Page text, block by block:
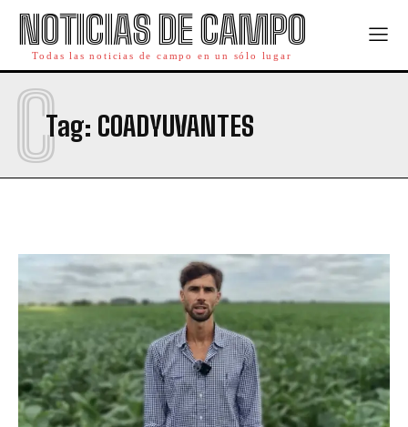
NOTICIAS DE CAMPO
Todas las noticias de campo en un sólo lugar
Tag: COADYUVANTES
C